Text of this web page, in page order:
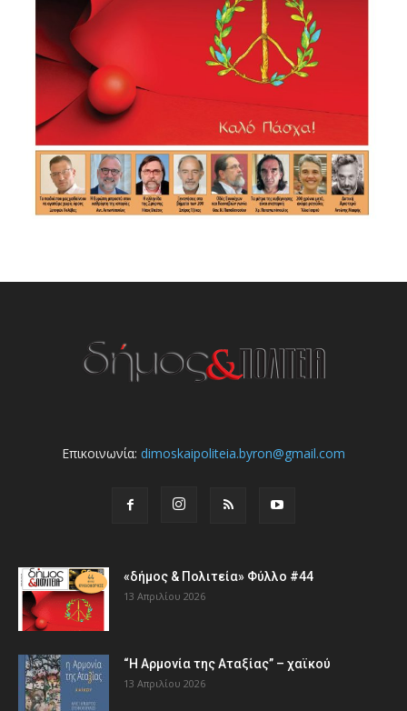
Επικοινωνία: dimoskaipoliteia.byron@gmail.com
«δήμος & Πολιτεία» Φύλλο #44
13 Απριλίου 2026
“Η Αρμονία της Αταξίας” – χαϊκού
13 Απριλίου 2026